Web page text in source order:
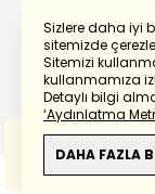
Sizlere daha iyi
sitemizde
Sitemizi
kullanmamıza
Detaylı bilgi
‘Aydınlatma
DAHA FAZLA
Powered
Bu çeviride
Anlam ve çeviri